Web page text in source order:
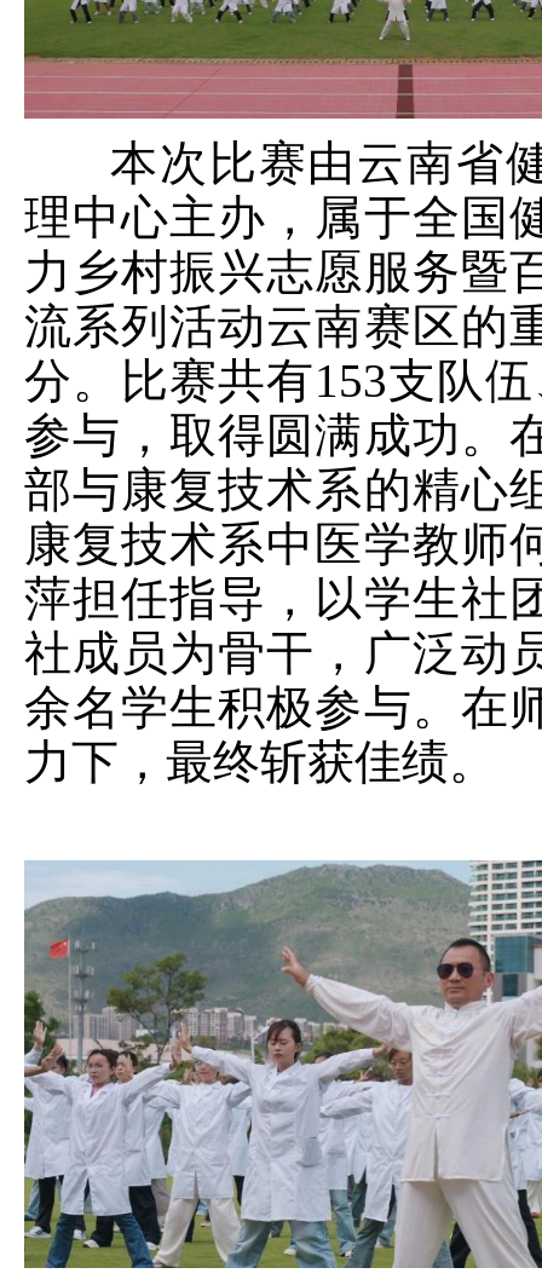
本次比赛由云南省
理中心主办，属于全国
力乡村振兴志愿服务暨
流系列活动云南赛区的
分。比赛共有153支队
参与，取得圆满成功。
部与康复技术系的精心
康复技术系中医学教师
萍担任指导，以学生社
社成员为骨干，广泛动
余名学生积极参与。在
力下，最终斩获佳绩。